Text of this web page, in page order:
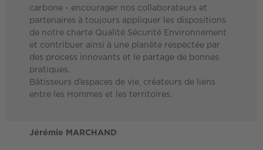
carbone - encourager nos collaborateurs et
partenaires à toujours appliquer les dispositions
de notre charte Qualité Sécurité Environnement
et contribuer ainsi à une planète respectée par
des process innovants et le partage de bonnes
pratiques.
Bâtisseurs d’espaces de vie, créateurs de liens
entre les Hommes et les territoires.
Jérémie MARCHAND